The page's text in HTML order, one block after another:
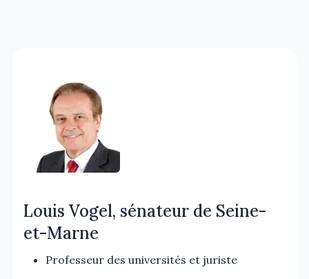
Louis Vogel, sénateur de Seine-
et-Marne
Professeur des universités et juriste